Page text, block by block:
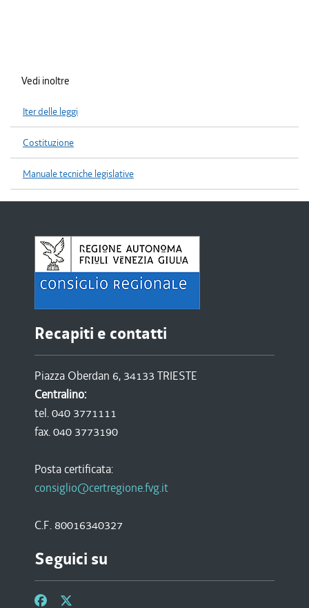
Vedi inoltre
Iter delle leggi
Costituzione
Manuale tecniche legislative
Recapiti e contatti
Piazza Oberdan 6, 34133 TRIESTE
Centralino:
tel. 040 3771111
fax. 040 3773190
Posta certificata:
consiglio@certregione.fvg.it
C.F. 80016340327
Seguici su